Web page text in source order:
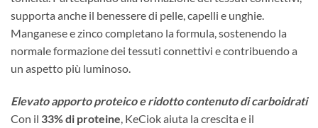
supporta anche il benessere di pelle, capelli e unghie.
Manganese e zinco completano la formula, sostenendo la
normale formazione dei tessuti connettivi e contribuendo a
un aspetto più luminoso.
Elevato apporto proteico e ridotto contenuto di carboidrati
Con il 33% di proteine , KeCiok aiuta la crescita e il